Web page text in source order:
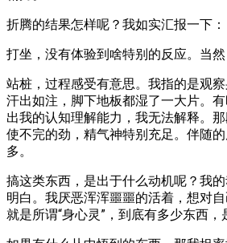
折腾的结果怎样呢？我如实汇报一下：
打坐，没有体验到啥特别的反应。当然
站桩，过程感受有意思。我指的是观
汗出如注，脚下地板都湿了一大片。
出我的认知理解能力，我无法解释。
使不完的劲，精气神特别充足。伴随
多。
搞这类东西，是出于什么动机呢？我
明白。我厌恶浑浑噩噩的活着，想对
就是所谓“身心灵”，到底有多少东西，